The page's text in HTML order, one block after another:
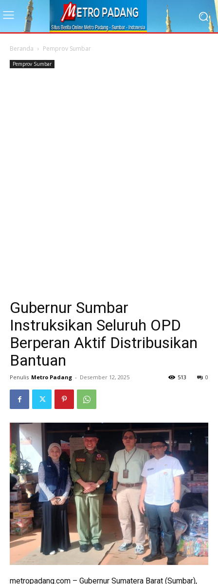
Beranda Pemprov Sumbar
Pemprov Sumbar
Gubernur Sumbar
Instruksikan Seluruh OPD
Berperan Aktif Distribusikan
Bantuan
Penulis Metro Padang - Desember 12, 2025 0
513
metropadang.com – Gubernur Sumatera Barat (Sumbar),